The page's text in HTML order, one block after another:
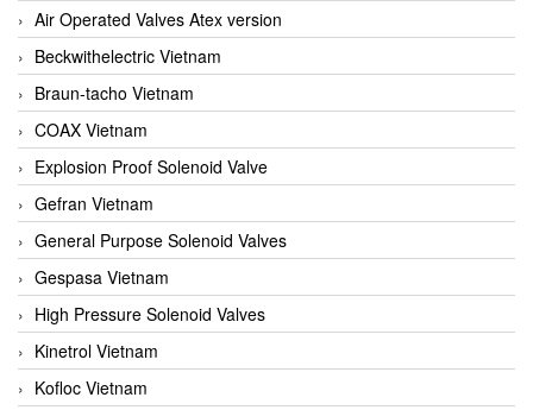
Air Operated Valves Atex version
Beckwithelectric Vietnam
Braun-tacho Vietnam
COAX Vietnam
Explosion Proof Solenoid Valve
Gefran Vietnam
General Purpose Solenoid Valves
Gespasa Vietnam
High Pressure Solenoid Valves
Kinetrol Vietnam
Kofloc Vietnam